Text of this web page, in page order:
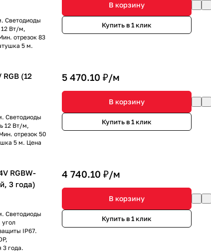
Светодиоды
12 Вт/м,
отрезок 83
5 м.
В корзину
Купить в 1 клик
RGB (12
Светодиоды
12 Вт/м,
отрезок 50
5 м. Цена
5 470.10 ₽/м
В корзину
Купить в 1 клик
RGBW-
3 года)
Светодиоды
IP67.
3 года.
4 740.10 ₽/м
В корзину
Купить в 1 клик